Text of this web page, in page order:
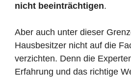
nicht beeinträchtigen.
Aber auch unter dieser
Hausbesitzer nicht auf die
verzichten. Denn die
Erfahrung und das richtige